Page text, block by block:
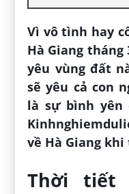
Vì vô tình hay
Hà Giang tháng
yêu vùng đất
sẽ yêu cả con
là sự bình yên
về Hà Giang
Thời tiết